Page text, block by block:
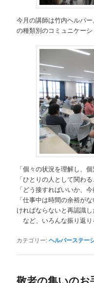
今月の講師は竹内ヘルパ
の種類別のコミュニケーシ
「個々の状況を理解し、
「ひとりの人として関わ
「どう接すればいいか、
「仕事中は時間の余裕が
ければならないと再認識し
など、いろんな振り返り
カテゴリー:ヘルパーステー